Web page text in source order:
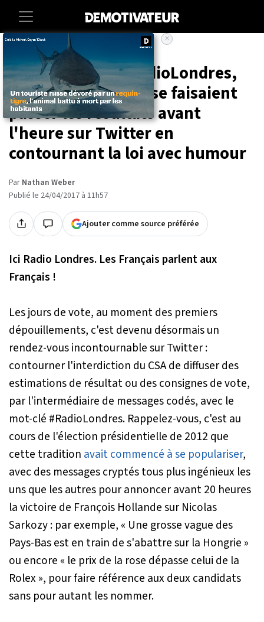
Societe
Le meilleur de #RadioLondres,
quand les Français se faisaient
passer les résultats avant
l'heure sur Twitter en
contournant la loi avec humour
Par Nathan Weber
Publié le 24/04/2017 à 11h57
Ajouter comme source préférée
Ici Radio Londres. Les Français parlent aux
Français !
Les jours de vote, au moment des premiers
dépouillements, c'est devenu désormais un
rendez-vous incontournable sur Twitter :
contourner l'interdiction du CSA de diffuser des
estimations de résultat ou des consignes de vote,
par l'intermédiaire de messages codés, avec le
mot-clé #RadioLondres. Rappelez-vous, c'est au
cours de l'élection présidentielle de 2012 que
cette tradition avait commencé à se populariser,
avec des messages cryptés tous plus ingénieux les
uns que les autres pour annoncer avant 20 heures
la victoire de François Hollande sur Nicolas
Sarkozy : par exemple, « Une grosse vague des
Pays-Bas est en train de s'abattre sur la Hongrie »
ou encore « le prix de la rose dépasse celui de la
Rolex », pour faire référence aux deux candidats
sans pour autant les nommer.
×